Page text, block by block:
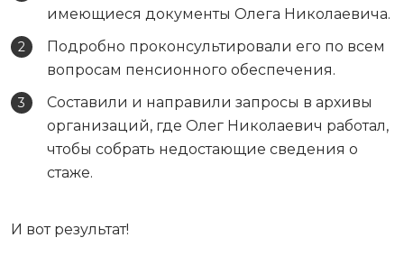
имеющиеся документы Олега Николаевича.
Подробно проконсультировали его по всем
вопросам пенсионного обеспечения.
Составили и направили запросы в архивы
организаций, где Олег Николаевич работал,
чтобы собрать недостающие сведения о
стаже.
И вот результат!